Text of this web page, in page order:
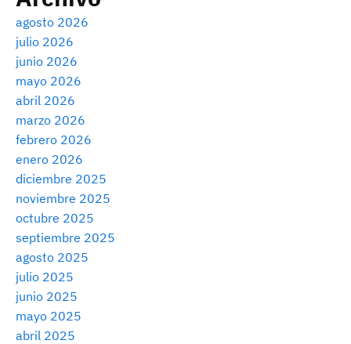
agosto 2026
julio 2026
junio 2026
mayo 2026
abril 2026
marzo 2026
febrero 2026
enero 2026
diciembre 2025
noviembre 2025
octubre 2025
septiembre 2025
agosto 2025
julio 2025
junio 2025
mayo 2025
abril 2025